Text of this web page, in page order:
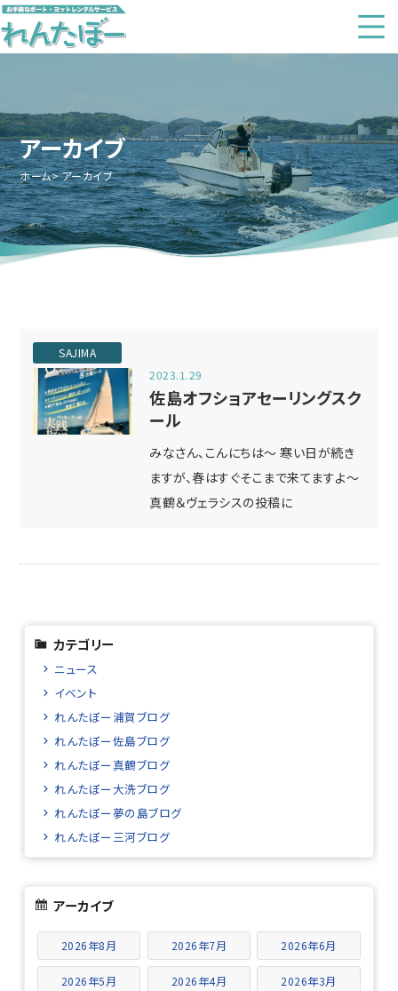
アーカイブ
ホーム アーカイブ
SAJIMA
2023.1.29
佐島オフショアセーリングスク
ール
みなさん、こんにちは～ 寒い日が続き
ますが、春はすぐそこまで来てますよ～
真鶴＆ヴェラシスの投稿に
カテゴリー
ニュース
イベント
れんたぼー浦賀ブログ
れんたぼー佐島ブログ
れんたぼー真鶴ブログ
れんたぼー大洗ブログ
れんたぼー夢の島ブログ
れんたぼー三河ブログ
アーカイブ
2026年8月 2026年7月 2026年6月
2026年5月 2026年4月 2026年3月